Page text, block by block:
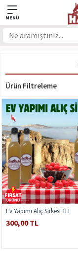
Ürün Filtreleme
Ev Yapımı Alıç Sirkesi 1Lt
300,00 TL